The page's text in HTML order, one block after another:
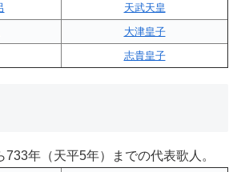
天武天皇
大津皇子
志貴皇子
年（天平5年）までの代表歌人。